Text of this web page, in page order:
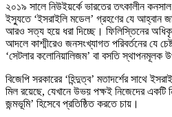
২০১৯ সালে নিউইয়র্কে ভারতের তৎকালীন কনসাল
ইস্যুতে ‘ইসরাইলি মডেল’ গ্রহণের যে আহ্বান
আরও সত্য হয়ে ধরা দিচ্ছে। ফিলিস্তিনের
আদলে কাশ্মীরেও জনসংখ্যাগত পরিবর্তনের যে
‘সেটলার কলোনিয়ালিজম’ বা বসতি স্থাপনমূলক
বিজেপি সরকারের ‘হিন্দুত্ব’ মতাদর্শের সাথে
মিল রয়েছে, যেখানে উভয় পক্ষই নিজেদের একটি
জন্মভূমি’ হিসেবে প্রতিষ্ঠিত করতে চায়।